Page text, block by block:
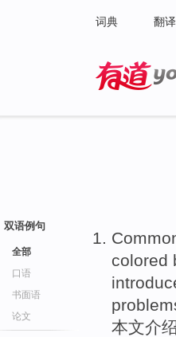
词典 翻译
双语例句
全部
口语
书面语
论文
colored
本文介